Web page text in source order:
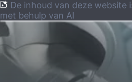
De inhoud van deze website
met behulp van AI